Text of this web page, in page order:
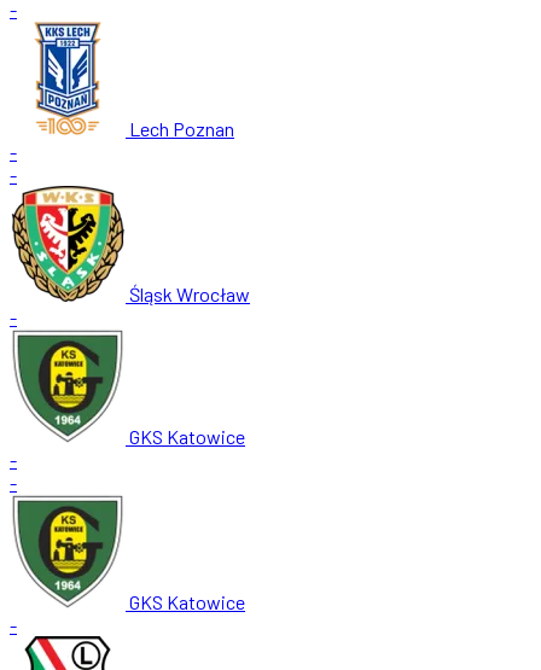
-
Lech Poznan
-
-
Śląsk Wrocław
-
GKS Katowice
-
-
GKS Katowice
-